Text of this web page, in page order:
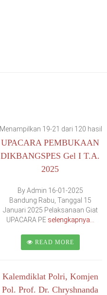
Menampilkan 19-21 dari 120 hasil
UPACARA PEMBUKAAN
DIKBANGSPES Gel I T.A.
2025
By Admin 16-01-2025
Bandung Rabu, Tanggal 15
Januari 2025 Pelaksanaan Giat
UPACARA PE selengkapnya...
READ MORE
Kalemdiklat Polri, Komjen
Pol. Prof. Dr. Chryshnanda